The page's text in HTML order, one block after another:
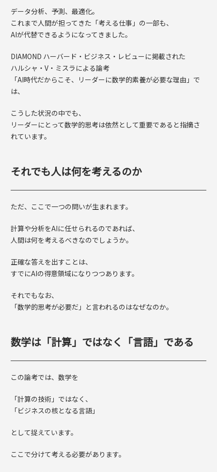
データ分析、予測、最適化。
これまで人間が担ってきた「考える仕事」の一部も、
AIが代替できるようになってきました。
DIAMOND ハーバード・ビジネス・レビューに掲載された
ハルシャ・V・ミスラによる論考
「AI時代だからこそ、リーダーに数学的素養が必要な理由」で
は、
こうした状況の中でも、
リーダーにとって数学的思考は依然として重要であると指摘さ
れています。
それでも人は何を考えるのか
ただ、ここで一つの問いが生まれます。
計算や分析をAIに任せられるのであれば、
人間は何を考えるべきなのでしょうか。
正確な答えを出すことは、
すでにAIの得意領域になりつつあります。
それでもなお、
「数学的思考が必要だ」と言われるのはなぜなのか。
数学は「計算」ではなく「言語」である
この論考では、数学を
「計算の技術」ではなく、
「ビジネスの核となる言語」
として捉えています。
ここで分けて考える必要があります。